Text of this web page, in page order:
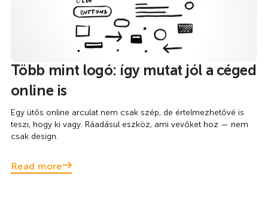
Több mint logó: így mutat jól a céged
online is
Egy ütős online arculat nem csak szép, de értelmezhetővé is
teszi, hogy ki vagy. Ráadásul eszköz, ami vevőket hoz — nem
csak design.
Read more